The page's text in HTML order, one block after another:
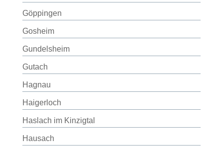
Göppingen
Gosheim
Gundelsheim
Gutach
Hagnau
Haigerloch
Haslach im Kinzigtal
Hausach